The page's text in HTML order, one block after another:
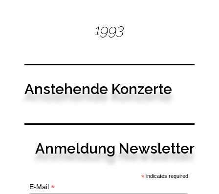
1993
Anstehende Konzerte
Anmeldung Newsletter
*indicates required
E-Mail*